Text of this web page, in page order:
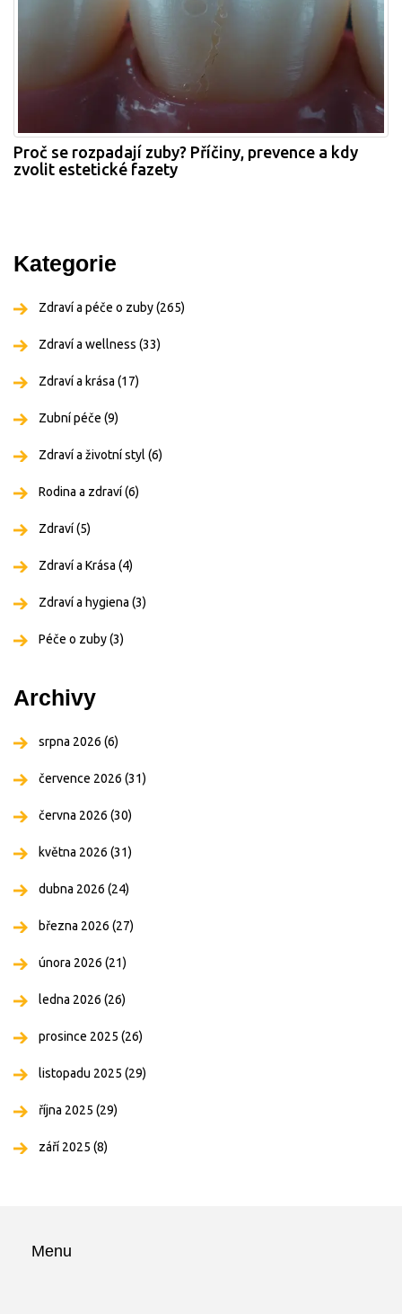
Proč se rozpadají zuby? Příčiny, prevence a kdy
zvolit estetické fazety
Kategorie
Zdraví a péče o zuby(265)
Zdraví a wellness (33)
Zdraví a krása (17)
Zubní péče (9)
Zdraví a životní styl (6)
Rodina a zdraví(6)
Zdraví(5)
Zdraví a Krása (4)
Zdraví a hygiena (3)
Péče o zuby(3)
Archivy
srpna 2026 (6)
července 2026 (31)
června 2026 (30)
května 2026 (31)
dubna 2026 (24)
března 2026 (27)
února 2026 (21)
ledna 2026 (26)
prosince 2025 (26)
listopadu 2025 (29)
října 2025 (29)
září 2025 (8)
Menu